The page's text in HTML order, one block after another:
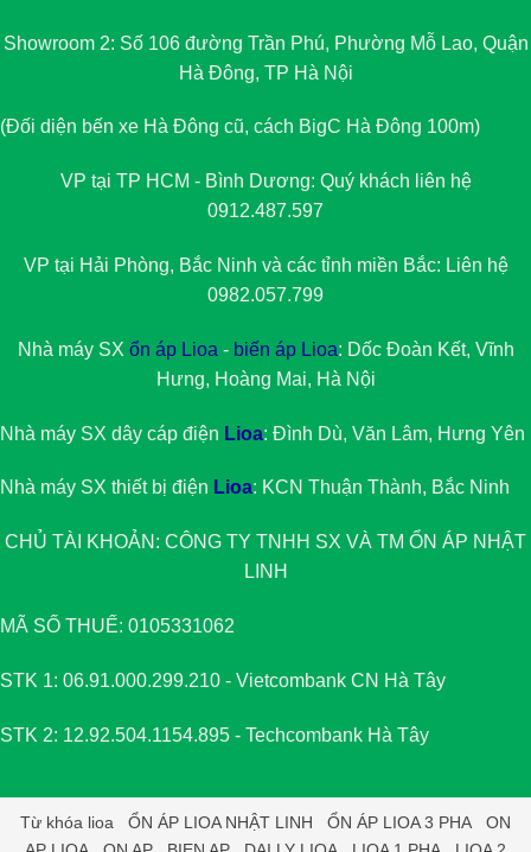
Showroom 2: Số 106 đường Trần Phú, Phường Mỗ Lao, Quận
Hà Đông, TP Hà Nội
(Đối diện bến xe Hà Đông cũ, cách BigC Hà Đông 100m)
VP tại TP HCM - Bình Dương: Quý khách liên hệ
0912.487.597
VP tại Hải Phòng, Bắc Ninh và các tỉnh miền Bắc: Liên hệ
0982.057.799
Nhà máy SX ổn áp Lioa - biến áp Lioa: Dốc Đoàn Kết, Vĩnh
Hưng, Hoàng Mai, Hà Nội
Nhà máy SX dây cáp điện Lioa: Đình Dù, Văn Lâm, Hưng Yên
Nhà máy SX thiết bị điện Lioa: KCN Thuận Thành, Bắc Ninh
CHỦ TÀI KHOẢN: CÔNG TY TNHH SX VÀ TM ỔN ÁP NHẬT
LINH
MÃ SỐ THUẾ: 0105331062
STK 1: 06.91.000.299.210 - Vietcombank CN Hà Tây
STK 2: 12.92.504.1154.895 - Techcombank Hà Tây
Từ khóa lioa ỔN ÁP LIOA NHẬT LINH ỔN ÁP LIOA 3 PHA
ON